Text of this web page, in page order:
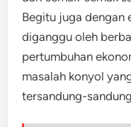
Begitu juga dengan
diganggu oleh
pertumbuhan
masalah konyol
tersandung-